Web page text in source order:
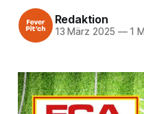
Redaktion
13 März 2025 —1